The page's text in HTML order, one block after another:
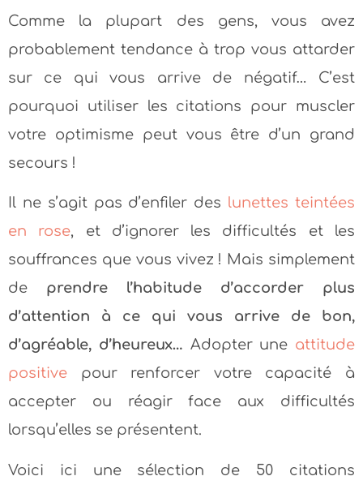
Comme la plupart des gens, vous avez
probablement tendance à trop vous attarder
sur ce qui vous arrive de négatif… C’est
pourquoi utiliser les citations pour muscler
votre optimisme peut vous être d’un grand
secours !
Il ne s’agit pas d’enfiler des lunettes teintées
en rose, et d’ignorer les difficultés et les
souffrances que vous vivez ! Mais simplement
de prendre l’habitude d’accorder plus
d’attention à ce qui vous arrive de bon,
d’agréable, d’heureux… Adopter une attitude
positive pour renforcer votre capacité à
accepter ou réagir face aux difficultés
lorsqu’elles se présentent.
Voici ici une sélection de 50 citations